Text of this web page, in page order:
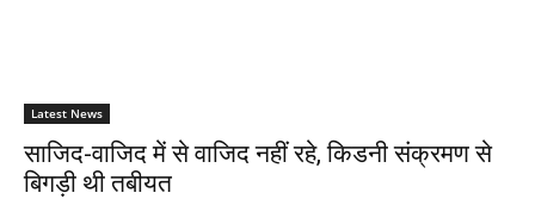
Latest News
साजिद-वाजिद में से वाजिद नहीं रहे, किडनी संक्रमण से
बिगड़ी थी तबीयत